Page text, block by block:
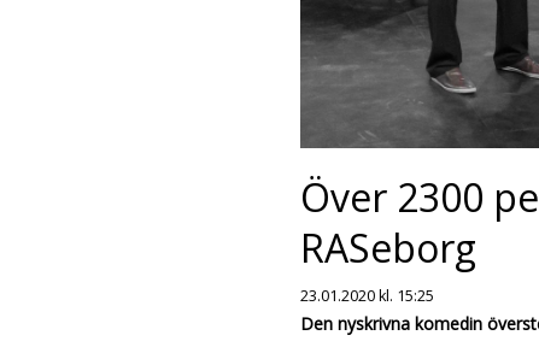
Över 2300
RASeborg
23.01.2020kl. 15:25
Den nyskrivna komedin